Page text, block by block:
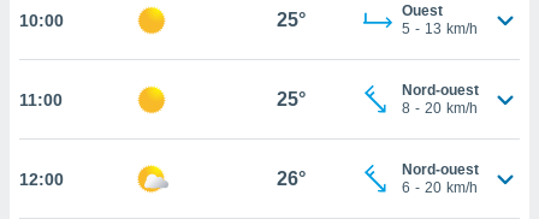
du
10:00 25°
Ouest
5 - 13 km/h
11:00 25°
Nord-ouest
8 - 20 km/h
12:00 26°
Nord-ouest
6 - 20 km/h